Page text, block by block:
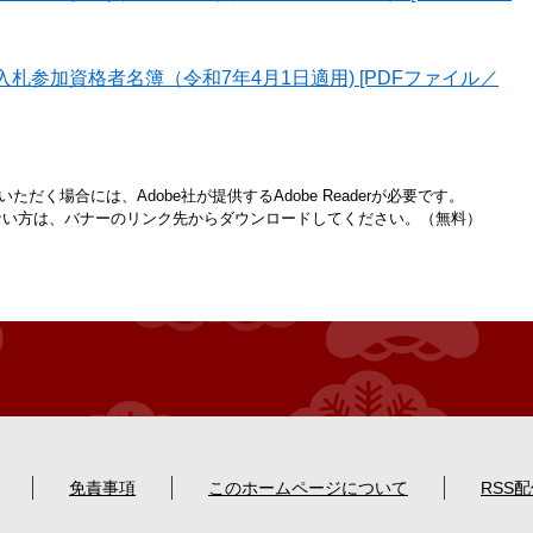
参加資格者名簿（令和7年4月1日適用) [PDFファイル／
ただく場合には、Adobe社が提供するAdobe Readerが必要です。
方は、バナーのリンク先からダウンロードしてください。（無料）
免責事項 このホームページについて RSS